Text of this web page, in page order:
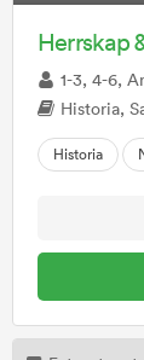
Herrskap
1-3, 4-6,
Historia,
Historia